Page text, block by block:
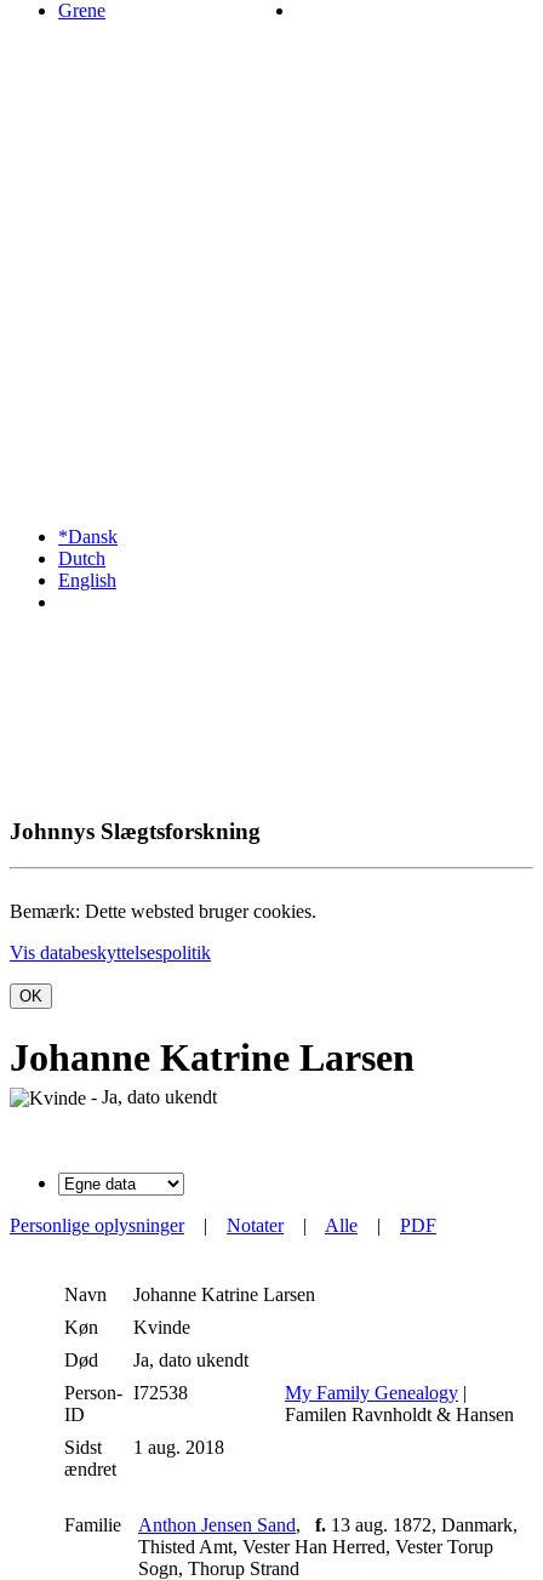
Grene
*Dansk
Dutch
English
Johnnys Slægtsforskning
Bemærk: Dette websted bruger cookies.
Vis databeskyttelsespolitik
OK
Johanne Katrine Larsen
- Ja, dato ukendt
Personlige oplysninger| Notater| Alle | PDF
Navn Johanne Katrine Larsen
Køn
Kvinde
Død
Ja, dato ukendt
Person-
ID
I72538 My Family Genealogy |
Familen Ravnholdt & Hansen
Sidst
ændret
1 aug. 2018
Familie Anthon Jensen Sand, f. 13 aug. 1872, Danmark,
Thisted Amt, Vester Han Herred, Vester Torup
Sogn, Thorup Strand